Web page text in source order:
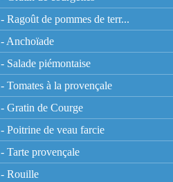
- Ragoût de pommes de terr...
- Anchoïade
- Salade piémontaise
- Tomates à la provençale
- Gratin de Courge
- Poitrine de veau farcie
- Tarte provençale
- Rouille